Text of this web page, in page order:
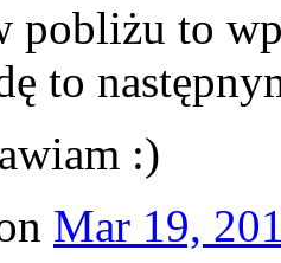
pobliżu to
to
:)
Mar 19,